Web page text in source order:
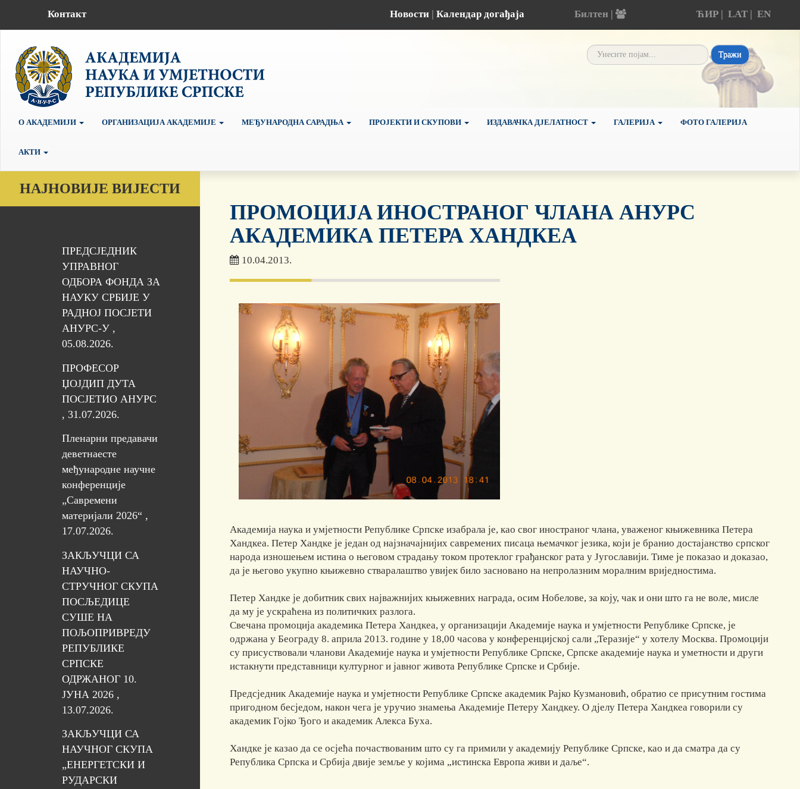
Контакт Новости | Календар догађаја Билтен | ЋИР| LAT| EN
Тражи
О АКАДЕМИЈИ ОРГАНИЗАЦИЈА АКАДЕМИЈЕ МЕЂУНАРОДНА САРАДЊА ПРОЈЕКТИ И СКУПОВИ ИЗДАВАЧКА ДЈЕЛАТНОСТ ГАЛЕРИЈА ФОТО ГАЛЕРИЈА
АКТИ
НАЈНОВИЈЕ ВИЈЕСТИ
ПРЕДСЈЕДНИК
УПРАВНОГ
ОДБОРА ФОНДА ЗА
НАУКУ СРБИЈЕ У
РАДНОЈ ПОСЈЕТИ
АНУРС-У ,
05.08.2026.
ПРОФЕСОР
ЏОЈДИП ДУТА
ПОСЈЕТИО АНУРС
, 31.07.2026.
Пленарни предавачи
деветнаесте
међународне научне
конференције
„Савремени
материјали 2026“ ,
17.07.2026.
ЗАКЉУЧЦИ СА
НАУЧНО-
СТРУЧНОГ СКУПА
ПОСЉЕДИЦЕ
СУШЕ НА
ПОЉОПРИВРЕДУ
РЕПУБЛИКЕ
СРПСКЕ
ОДРЖАНОГ 10.
ЈУНА 2026 ,
13.07.2026.
ЗАКЉУЧЦИ СА
НАУЧНОГ СКУПА
„ЕНЕРГЕТСКИ И
РУДАРСКИ
ПРОМОЦИЈA ИНОСТРАНОГ ЧЛАНА АНУРС
АКАДЕМИКА ПЕТЕРА ХАНДКЕА
10.04.2013.
Академија наука и умјетности Републике Српске изабрала је, као свог иностраног члана, уваженог књижевника Петера
Хандкеа. Петер Хандке је један од најзначајнијих савремених писаца њемачког језика, који је бранио достајанство српског
народа изношењем истина о његовом страдању током протеклог грађанског рата у Југославији. Тиме је показао и доказао,
да је његово укупно књижевно стваралаштво увијек било засновано на непролазним моралним вриједностима.
Петер Хандке је добитник свих најважнијих књижевних награда, осим Нобелове, за коју, чак и они што га не воле, мисле
да му је ускраћена из политичких разлога.
Свечана промоција академика Петера Хандкеа, у организацији Академије наука и умјетности Републике Српске, je
одржана у Београду 8. априла 2013. године у 18,00 часова у конференцијској сали „Теразије“ у хотелу Москва. Промоцији
су присуствовали чланови Академије наука и умјетности Републике Српске, Српске академије наука и уметности и други
истакнути представници културног и јавног живота Републике Српске и Србије.
Предсједник Академије наука и умјетности Републике Српске академик Рајко Кузмановић, обратио се присутним гостима
пригодном бесједом, након чега је уручио знамења Академије Петеру Хандкеу. О дјелу Петера Хандкеа говорили су
академик Гојко Ђого и академик Алекса Буха.
Хандке је казао да се осјећа почаствованим што су га примили у академију Републике Српске, као и да сматра да су
Република Српска и Србија двије земље у којима „истинска Европа живи и даље“.